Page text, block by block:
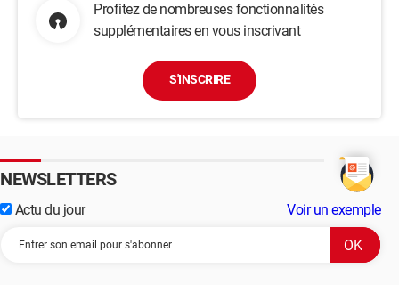
Profitez de nombreuses fonctionnalités
supplémentaires en vous inscrivant
S'INSCRIRE
NEWSLETTERS
Actu du jour Voir un exemple